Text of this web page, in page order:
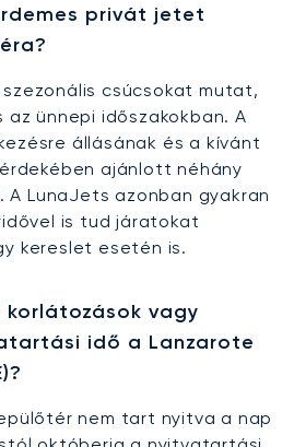
privát jetet
csúcsokat mutat,
az ünnepi időszakokban. A
állásának és a kívánt
ajánlott néhány
LunaJets azonban gyakran
is tud járatokat
kereslet esetén is.
korlátozások vagy
idő a Lanzarote
nem tart nyitva a nap